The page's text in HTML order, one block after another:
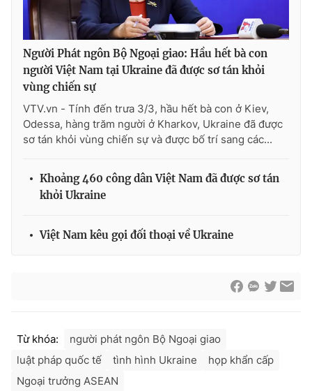
Cơ quan báo chí: Thời báo VTV
Giấy phép hoạt động báo in và báo điện tử số 483/GP-BTTTT
cấp ngày 29/12/2023
Tổng Biên tập:Vũ Thanh Thủy
Phó Tổng Biên tập:
Nguyễn Trọng Ninh
Tổng đài VTV:024.38 355 931 - 024.38 355 932
Ðiện thoại Thời báo VTV:024.66 897 897
Liên hệ quảng cáo:024-7300.7108
® Cấm sao chép dưới mọi hình thức nếu không có sự chấp
Người Phát ngôn Bộ Ngoại giao: Hầu hết bà con
người Việt Nam tại Ukraine đã được sơ tán khỏi
vùng chiến sự
VTV.vn - Tính đến trưa 3/3, hầu hết bà con ở Kiev,
Odessa, hàng trăm người ở Kharkov, Ukraine đã được
sơ tán khỏi vùng chiến sự và được bố trí sang các...
Khoảng 460 công dân Việt Nam đã được sơ tán
khỏi Ukraine
Việt Nam kêu gọi đối thoại về Ukraine
Từ khóa:
người phát ngôn Bộ Ngoại giao
luật pháp quốc tế
tình hình Ukraine
họp khẩn cấp
Ngoại trưởng ASEAN